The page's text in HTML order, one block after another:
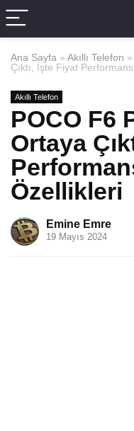
Ana Sayfa » Akıllı Telefon »
Çıktı, İşte Fiyat
Akıllı Telefon
POCO F6
Ortaya
Özellikleri
Emine Emre
19 Mayıs 2024